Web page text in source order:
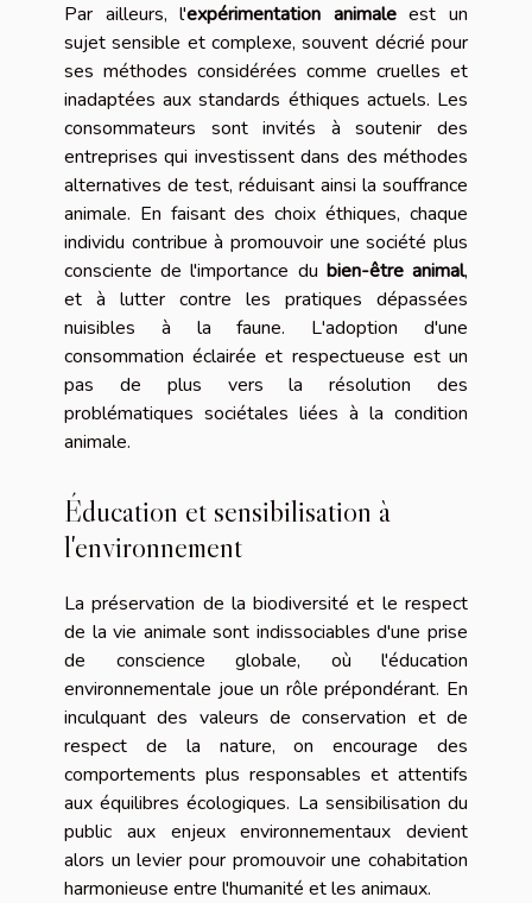
Par ailleurs, l'expérimentation animaleest un
sujet sensible et complexe, souvent décrié pour
ses méthodes considérées comme cruelles et
inadaptées aux standards éthiques actuels. Les
consommateurs sont invités à soutenir des
entreprises qui investissent dans des méthodes
alternatives de test, réduisant ainsi la souffrance
animale. En faisant des choix éthiques, chaque
individu contribue à promouvoir une société plus
consciente de l'importance du bien-être animal,
et à lutter contre les pratiques dépassées
nuisibles à la faune. L'adoption d'une
consommation éclairée et respectueuse est un
pas de plus vers la résolution des
problématiques sociétales liées à la condition
animale.
Éducation et sensibilisation à
l'environnement
La préservation de la biodiversité et le respect
de la vie animale sont indissociables d'une prise
de conscience globale, où l'éducation
environnementale joue un rôle prépondérant. En
inculquant des valeurs de conservation et de
respect de la nature, on encourage des
comportements plus responsables et attentifs
aux équilibres écologiques. La sensibilisation du
public aux enjeux environnementaux devient
alors un levier pour promouvoir une cohabitation
harmonieuse entre l'humanité et les animaux.